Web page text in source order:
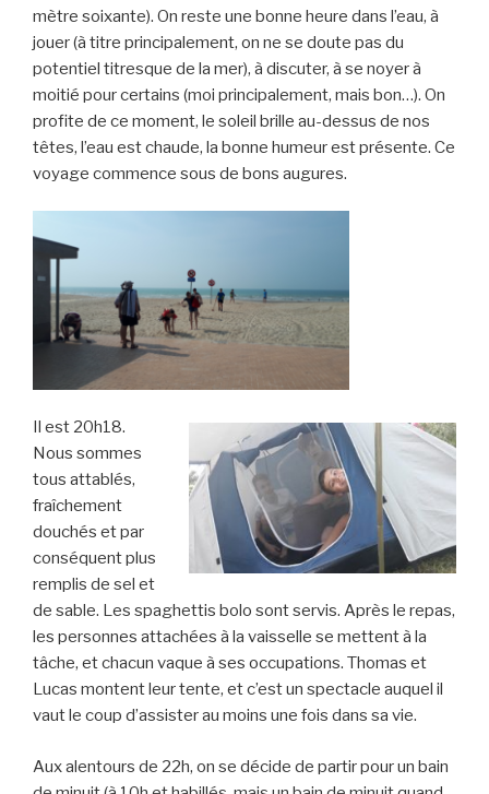
mètre soixante). On reste une bonne heure dans l’eau, à
jouer (à titre principalement, on ne se doute pas du
potentiel titresque de la mer), à discuter, à se noyer à
moitié pour certains (moi principalement, mais bon…). On
profite de ce moment, le soleil brille au-dessus de nos
têtes, l’eau est chaude, la bonne humeur est présente. Ce
voyage commence sous de bons augures.
Il est 20h18.
Nous sommes
tous attablés,
fraîchement
douchés et par
conséquent plus
remplis de sel et
de sable. Les spaghettis bolo sont servis. Après le repas,
les personnes attachées à la vaisselle se mettent à la
tâche, et chacun vaque à ses occupations. Thomas et
Lucas montent leur tente, et c’est un spectacle auquel il
vaut le coup d’assister au moins une fois dans sa vie.
Aux alentours de 22h, on se décide de partir pour un bain